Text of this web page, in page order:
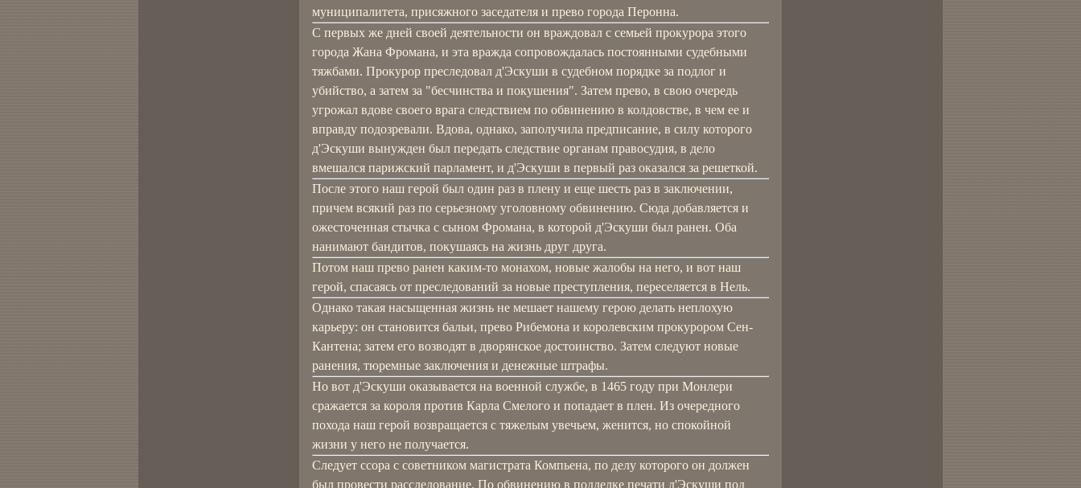
муниципалитета, присяжного заседателя и прево города Перонна.
С первых же дней своей деятельности он враждовал с семьей прокурора этого
города Жана Фромана, и эта вражда сопровождалась постоянными судебными
тяжбами. Прокурор преследовал д'Эскуши в судебном порядке за подлог и
убийство, а затем за "бесчинства и покушения". Затем прево, в свою очередь
угрожал вдове своего врага следствием по обвинению в колдовстве, в чем ее и
вправду подозревали. Вдова, однако, заполучила предписание, в силу которого
д'Эскуши вынужден был передать следствие органам правосудия, в дело
вмешался парижский парламент, и д'Эскуши в первый раз оказался за решеткой.
После этого наш герой был один раз в плену и еще шесть раз в заключении,
причем всякий раз по серьезному уголовному обвинению. Сюда добавляется и
ожесточенная стычка с сыном Фромана, в которой д'Эскуши был ранен. Оба
нанимают бандитов, покушаясь на жизнь друг друга.
Потом наш прево ранен каким-то монахом, новые жалобы на него, и вот наш
герой, спасаясь от преследований за новые преступления, переселяется в Нель.
Однако такая насыщенная жизнь не мешает нашему герою делать неплохую
карьеру: он становится бальи, прево Рибемона и королевским прокурором Сен-
Кантена; затем его возводят в дворянское достоинство. Затем следуют новые
ранения, тюремные заключения и денежные штрафы.
Но вот д'Эскуши оказывается на военной службе, в 1465 году при Монлери
сражается за короля против Карла Смелого и попадает в плен. Из очередного
похода наш герой возвращается с тяжелым увечьем, женится, но спокойной
жизни у него не получается.
Следует ссора с советником магистрата Компьена, по делу которого он должен
был провести расследование. По обвинению в подделке печати д'Эскуши под